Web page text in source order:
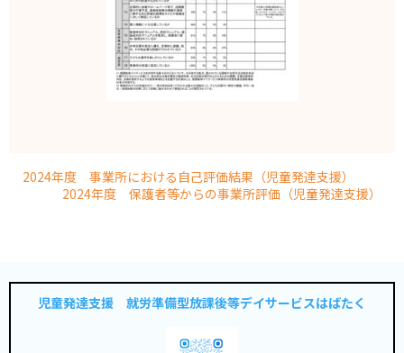
2024年度 事業所における自己評価結果（児童発達支援）
2024年度 保護者等からの事業所評価（児童発達支援）
児童発達支援 就労準備型放課後等デイサービスはばたく